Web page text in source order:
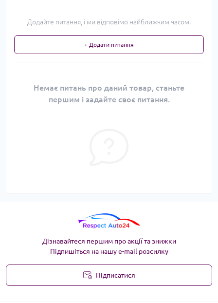
Додайте питання, і ми відповімо найближчим часом.
+ Додати питання
Немає питань про даний товар, станьте
першим і задайте своє питання.
Дізнавайтеся першим про акції та знижки
Підпишіться на нашу e-mail розсилку
Підписатися